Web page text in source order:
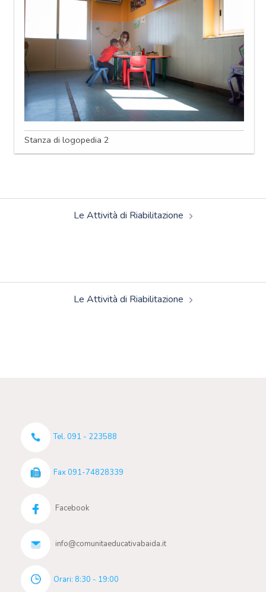
Stanza di logopedia 2
Le Attività di Riabilitazione
Le Attività di Riabilitazione
Tel. 091 - 223588
Fax 091-74828339
Facebook
info@comunitaeducativabaida.it
Orari: 8:30 - 19:00